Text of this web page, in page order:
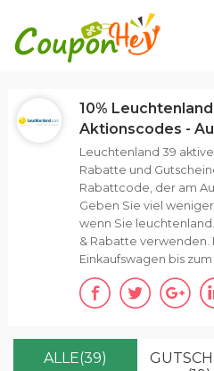
ALLE(39)
10%
Aktionscodes -
Leuchtenland 39
Rabatte und
Rabattcode, der am
Geben Sie viel
wenn Sie
& Rabatte verwenden.
Einkaufswagen bis